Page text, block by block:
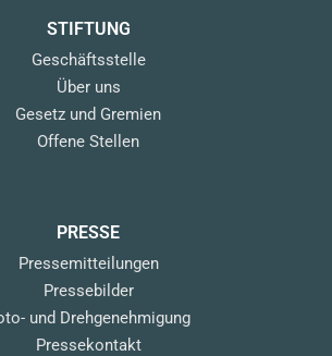
STIFTUNG
Geschäftsstelle
Über uns
Gesetz und Gremien
Offene Stellen
PRESSE
Pressemitteilungen
Pressebilder
und Drehgenehmigung
Pressekontakt